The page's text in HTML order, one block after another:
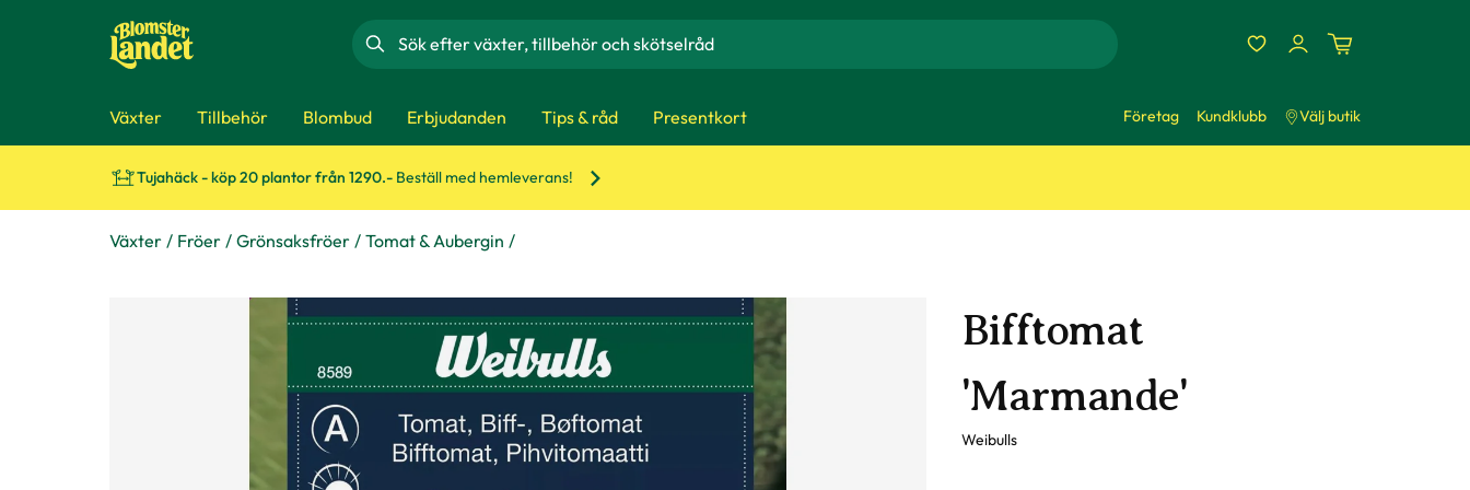
Sök
Växter Tillbehör Blombud Erbjudanden Tips & råd Presentkort Företag Kundklubb Välj butik
Tujahäck - köp 20 plantor från 1290.- Beställ med hemleverans!
Växter Fröer Grönsaksfröer Tomat & Aubergin
Bifftomat
'Marmande'
Weibulls